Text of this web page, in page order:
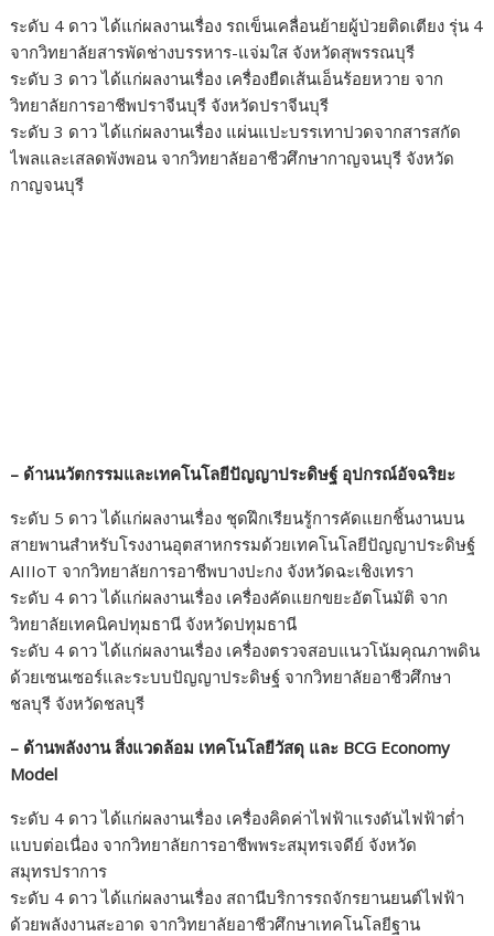
ระดับ 4 ดาว ได้แก่ผลงานเรื่อง รถเข็นเคลื่อนย้ายผู้ป่วยติดเตียง รุ่น 4
จากวิทยาลัยสารพัดช่างบรรหาร-แจ่มใส จังหวัดสุพรรณบุรี
ระดับ 3 ดาว ได้แก่ผลงานเรื่อง เครื่องยืดเส้นเอ็นร้อยหวาย จาก
วิทยาลัยการอาชีพปราจีนบุรี จังหวัดปราจีนบุรี
ระดับ 3 ดาว ได้แก่ผลงานเรื่อง แผ่นแปะบรรเทาปวดจากสารสกัด
ไพลและเสลดพังพอน จากวิทยาลัยอาชีวศึกษากาญจนบุรี จังหวัด
กาญจนบุรี
– ด้านนวัตกรรมและเทคโนโลยีปัญญาประดิษฐ์ อุปกรณ์อัจฉริยะ
ระดับ 5 ดาว ได้แก่ผลงานเรื่อง ชุดฝึกเรียนรู้การคัดแยกชิ้นงานบน
สายพานสำหรับโรงงานอุตสาหกรรมด้วยเทคโนโลยีปัญญาประดิษฐ์
AIIIoT จากวิทยาลัยการอาชีพบางปะกง จังหวัดฉะเชิงเทรา
ระดับ 4 ดาว ได้แก่ผลงานเรื่อง เครื่องคัดแยกขยะอัตโนมัติ จาก
วิทยาลัยเทคนิคปทุมธานี จังหวัดปทุมธานี
ระดับ 4 ดาว ได้แก่ผลงานเรื่อง เครื่องตรวจสอบแนวโน้มคุณภาพดิน
ด้วยเซนเซอร์และระบบปัญญาประดิษฐ์ จากวิทยาลัยอาชีวศึกษา
ชลบุรี จังหวัดชลบุรี
– ด้านพลังงาน สิ่งแวดล้อม เทคโนโลยีวัสดุ และ BCG Economy
Model
ระดับ 4 ดาว ได้แก่ผลงานเรื่อง เครื่องคิดค่าไฟฟ้าแรงดันไฟฟ้าต่ำ
แบบต่อเนื่อง จากวิทยาลัยการอาชีพพระสมุทรเจดีย์ จังหวัด
สมุทรปราการ
ระดับ 4 ดาว ได้แก่ผลงานเรื่อง สถานีบริการรถจักรยานยนต์ไฟฟ้า
ด้วยพลังงานสะอาด จากวิทยาลัยอาชีวศึกษาเทคโนโลยีฐาน